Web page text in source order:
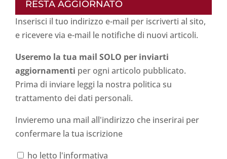
RESTA AGGIORNATO
Inserisci il tuo indirizzo e-mail per iscriverti al sito,
e ricevere via e-mail le notifiche di nuovi articoli.
Useremo la tua mail SOLO per inviarti
aggiornamenti per ogni articolo pubblicato.
Prima di inviare leggi la nostra politica su
trattamento dei dati personali.
Invieremo una mail all'indirizzo che inserirai per
confermare la tua iscrizione
ho letto l'informativa